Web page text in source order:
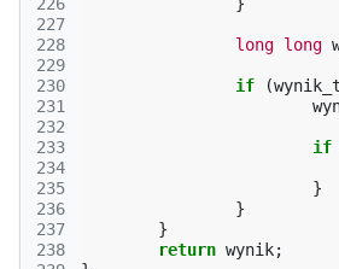
227
228
229
230
231
232
233
234
235
236
237
238
long long
if (
if
}
}
}
return wynik;